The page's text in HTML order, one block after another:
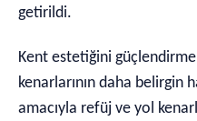
getirildi.
Kent estetiğini
kenarlarının daha belirgin
amacıyla refüj ve yol